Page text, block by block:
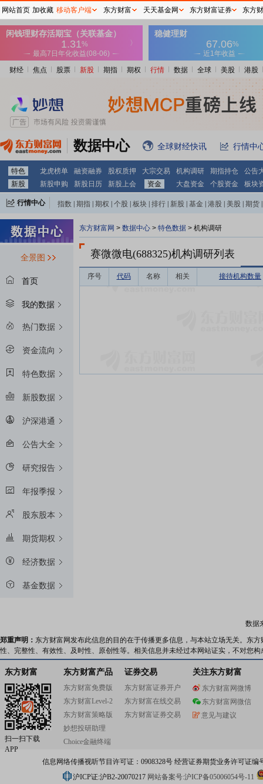
财经 焦点 股票 新股 期指 期权 行情 数据 全球 美股 港股
数据中心 全球财经快讯 行情中
特色 龙虎榜单 融资融券 股权质押 大宗交易 机构调研 期指持仓
公告
新股
新股申购 新股日历 新股上会 资金 大盘资金 个股资金 板块
行情中心 指数 期指 期权 个股 板块 排行 新股 基金 港股 美股 期货
全景图
首页
我的数据
热门数据
资金流向
特色数据
新股数据
沪深港通
公告大全
研究报告
年报季报
股东股本
期货期权
经济数据
基金数据
东方财富网 > 数据中心 > 特色数据 > 机构调研
赛微微电(688325)机构调研列表
序号 代码 名称 相关 接待机构数量
数据
郑重声明： 东方财富网发布此信息的目的在于传播更多信息，与本站立场无关。东
性、完整性、有效性、及时性、原创性等。相关信息并未经过本网站证实，不对您
东方财富
扫一扫下载
APP
东方财富产品
东方财富免费版
东方财富Level-2
东方财富策略版
妙想投研助理
Choice金融终端
证券交易
东方财富证券开户
东方财富在线交易
东方财富证券交易
关注东方财富
东方财富网微博
东方财富网微信
意见与建议
信息网络传播视听节目许可证：0908328号 经营证券期货业务许可证编
沪ICP证:沪B2-20070217 网站备案号:沪ICP备05006054号-11
网站首页 加收藏 移动客户端 东方财富 天天基金网 东方财富证券 东方